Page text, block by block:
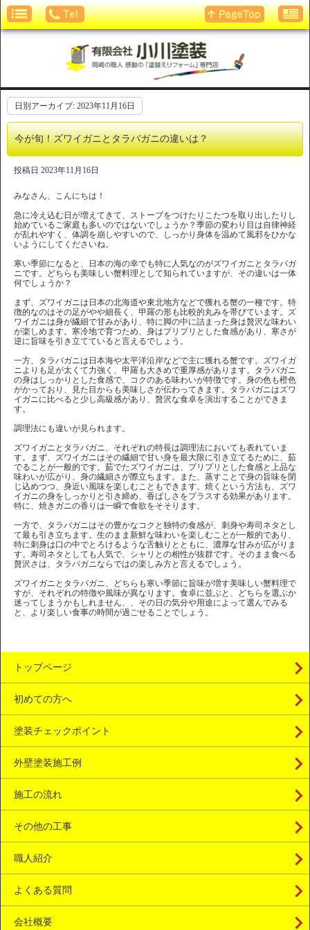
日別アーカイブ: 2023年11月16日
今が旬！ズワイガニとタラバガニの違いは？
投稿日 2023年11月16日
みなさん、こんにちは！
急に冷え込む日が増えてきて、ストーブをつけたりこたつを取り出したりし
始めているご家庭も多いのではないでしょうか？季節の変わり目は自律神経
が乱れやすく、体調を崩しやすいので、しっかり身体を温めて風邪をひかな
いようにしてくださいね。
寒い季節になると、日本の海の幸でも特に人気なのがズワイガニとタラバガ
ニです。どちらも美味しい蟹料理として知られていますが、その違いは一体
何でしょうか？
まず、ズワイガニは日本の北海道や東北地方などで獲れる蟹の一種です。特
徴的なのはその足がやや細長く、甲羅の形も比較的丸みを帯びています。ズ
ワイガニは身が繊細で甘みがあり、特に脚の中に詰まった身は贅沢な味わい
が楽しめます。寒冷地で育つため、身はプリプリとした食感があり、寒さが
逆に旨味を引き立てていると言えるでしょう。
一方、タラバガニは日本海や太平洋沿岸などで主に獲れる蟹です。ズワイガ
ニよりも足が太くて力強く、甲羅も大きめで重厚感があります。タラバガニ
の身はしっかりとした食感で、コクのある味わいが特徴です。身の色も橙色
がかっており、見た目からも美味しさが伝わってきます。タラバガニはズワ
イガニに比べると少し高級感があり、贅沢な食卓を演出することができま
す。
調理法にも違いが見られます。
ズワイガニとタラバガニ、それぞれの特長は調理法においても表れていま
す。まず、ズワイガニはその繊細で甘い身を最大限に引き立てるために、茹
でることが一般的です。茹でたズワイガニは、プリプリとした食感と上品な
味わいが広がり、身の繊細さが際立ちます。また、蒸すことで身の旨味を閉
じ込めつつ、身近い風味を楽しむこともできます。焼くという方法も、ズワ
イガニの身をしっかりと引き締め、香ばしさをプラスする効果があります。
特に、焼きガニの香りは一瞬で食欲をそそります。
一方で、タラバガニはその豊かなコクと独特の食感が、刺身や寿司ネタとし
て最も引き立ちます。生のまま新鮮な味わいを楽しむことが一般的であり、
特に刺身は口の中でとろけるような舌触りとともに、濃厚な甘みが広がりま
す。寿司ネタとしても人気で、シャリとの相性が抜群です。そのまま食べる
贅沢さは、タラバガニならではの楽しみ方と言えるでしょう。
ズワイガニとタラバガニ、どちらも寒い季節に旨味が増す美味しい蟹料理で
すが、それぞれの特徴や風味が異なります。食卓に並ぶと、どちらを選ぶか
迷ってしまうかもしれません、、その日の気分や用途によって選んでみる
と、より楽しい食事の時間が過ごせることでしょう。
トップページ
初めての方へ
塗装チェックポイント
外壁塗装施工例
施工の流れ
その他の工事
職人紹介
よくある質問
会社概要